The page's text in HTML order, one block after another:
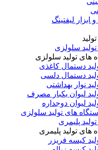
ابزار لیفتینگ
سلولزی
های تولید سلولزی
دستمال کاغذی
دستمال دلسی
نوار بهداشتی
لیوان یکبار مصرف
لیوان دوجداره
های تولید سلولزی
پلیمری
های تولید پلیمری
کیسه فریزر